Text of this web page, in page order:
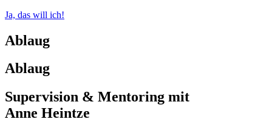
Ja, das will ich!
Ablaug
Ablaug
Supervision & Mentoring mit
Anne Heintze